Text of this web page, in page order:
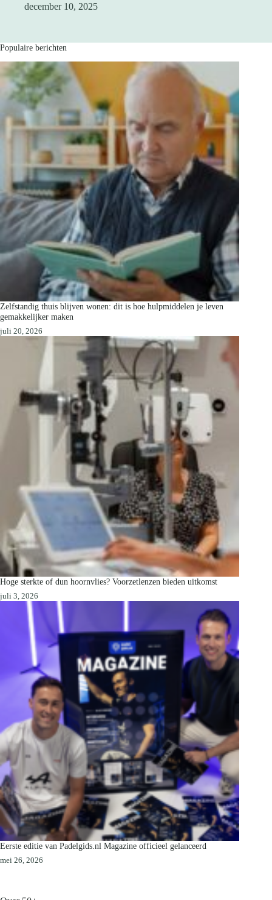
december 10, 2025
Populaire berichten
Zelfstandig thuis blijven wonen: dit is hoe hulpmiddelen je leven
gemakkelijker maken
juli 20, 2026
Hoge sterkte of dun hoornvlies? Voorzetlenzen bieden uitkomst
juli 3, 2026
Eerste editie van Padelgids.nl Magazine officieel gelanceerd
mei 26, 2026